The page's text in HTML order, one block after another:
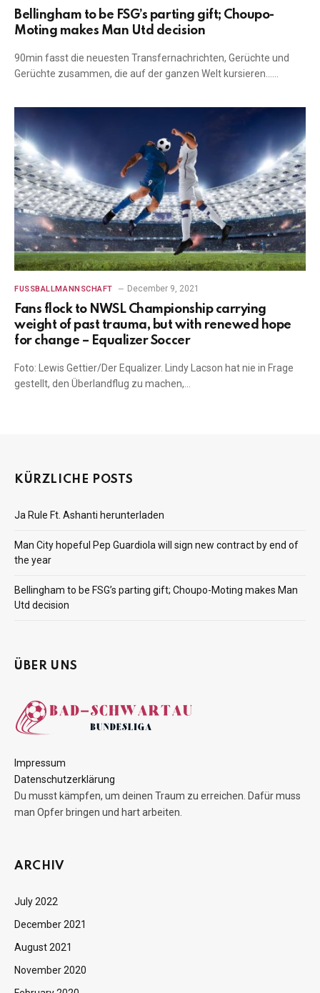
Bellingham to be FSG’s parting gift; Choupo-
Moting makes Man Utd decision
90min fasst die neuesten Transfernachrichten, Gerüchte und
Gerüchte zusammen, die auf der ganzen Welt kursieren……
FUSSBALLMANNSCHAFT December 9, 2021
Fans flock to NWSL Championship carrying
weight of past trauma, but with renewed hope
for change – Equalizer Soccer
Foto: Lewis Gettier/Der Equalizer. Lindy Lacson hat nie in Frage
gestellt, den Überlandflug zu machen,…
KÜRZLICHE POSTS
Ja Rule Ft. Ashanti herunterladen
Man City hopeful Pep Guardiola will sign new contract by end of
the year
Bellingham to be FSG’s parting gift; Choupo-Moting makes Man
Utd decision
ÜBER UNS
Impressum
Datenschutzerklärung
Du musst kämpfen, um deinen Traum zu erreichen. Dafür muss
man Opfer bringen und hart arbeiten.
ARCHIV
July 2022
December 2021
August 2021
November 2020